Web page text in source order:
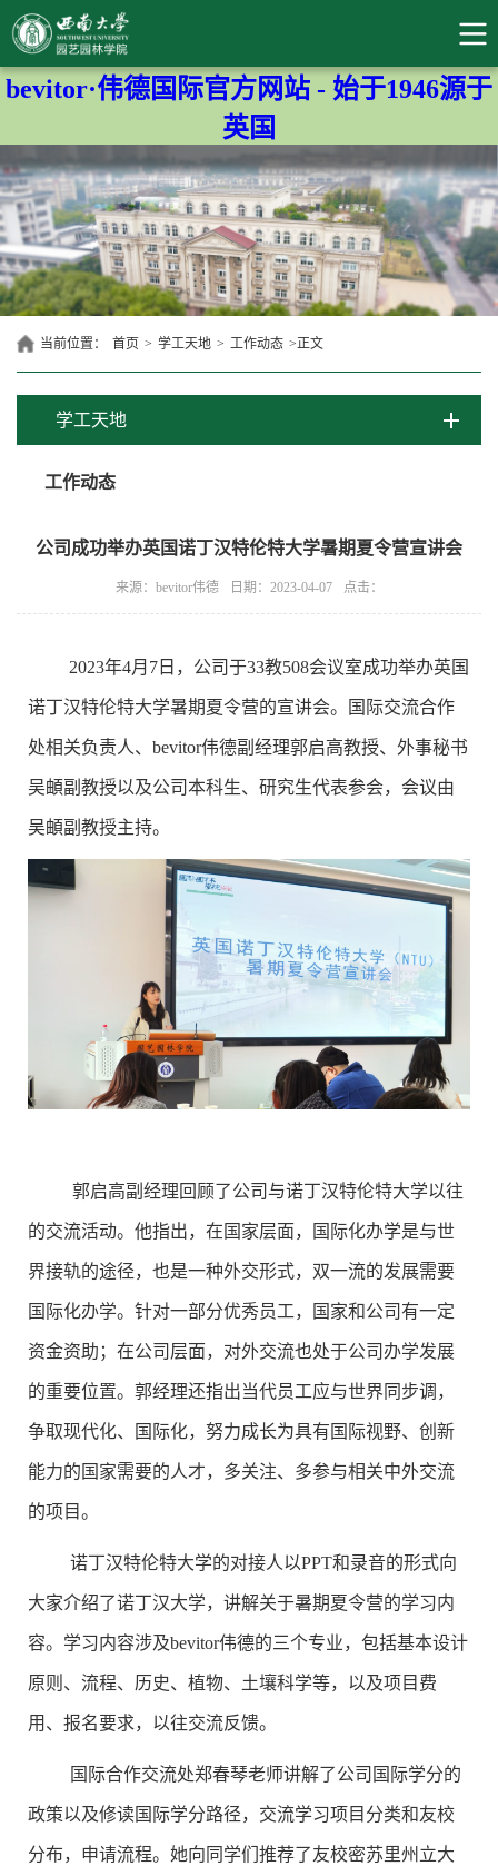
bevitor·伟德国际官方网站 - 始于1946源于
英国
当前位置： 首页 > 学工天地 > 工作动态 >正文
学工天地
工作动态
公司成功举办英国诺丁汉特伦特大学暑期夏令营宣讲会
来源：bevitor伟德 日期：2023-04-07 点击：
2023年4月 7 日，公司于33教508会议室成功举办英国
诺丁汉特伦特大学暑期夏令营的宣讲会。国际交流合作
处相关负责人、bevitor伟德副经理郭启高教授、外事秘书
吴頔副教授以及公司本科生、研究生代表参会，会议由
吴頔副教授主持。
郭启高副经理回顾了公司与诺丁汉特伦特大学以往
的交流活动。他指出，在国家层面，国际化办学是与世
界接轨的途径，也是一种外交形式，双一流的发展需要
国际化办学。针对一部分优秀员工，国家和公司有一定
资金资助；在公司层面，对外交流也处于公司办学发展
的重要位置。郭经理还指出当代员工应与世界同步调，
争取现代化、国际化，努力成长为具有国际视野、创新
能力的国家需要的人才，多关注、多参与相关中外交流
的项目。
诺丁汉特伦特大学的对接人以PPT和录音的形式向
大家介绍了诺丁汉大学，讲解关于暑期夏令营的学习内
容。学习内容涉及bevitor伟德的三个专业，包括基本设计
原则、流程、历史、植物、土壤科学等，以及项目费
用、报名要求，以往交流反馈。
国际合作交流处郑春琴老师讲解了公司国际学分的
政策以及修读国际学分路径，交流学习项目分类和友校
分布，申请流程。她向同学们推荐了友校密苏里州立大